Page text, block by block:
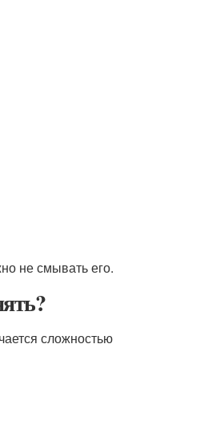
не смывать его.
сложностью